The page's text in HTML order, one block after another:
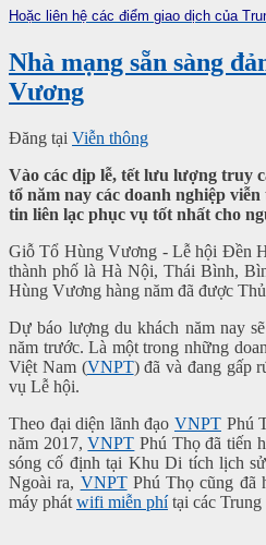
Hoặc liên hệ các điểm giao dịch của
Nhà mạng sẵn sàng
Vương
Đăng tại Viễn thông
Vào các dịp lễ, tết lưu lượng truy
tổ năm nay các doanh nghiệp
tin liên lạc phục vụ tốt nhất cho
Giỗ Tổ Hùng Vương - Lễ hội Đền
thành phố là Hà Nội, Thái Bình,
Hùng Vương hàng năm đã được
Dự báo lượng du khách năm nay
năm trước. Là một trong những
Việt Nam (VNPT) đã và đang gấp
vụ Lễ hội.
Theo đại diện lãnh đạo VNPTPhú
năm 2017,VNPT Phú Thọ đã tiến
sóng cố định tại Khu Di tích lịch
Ngoài ra, VNPTPhú Thọ cũng đã
máy phát wifi miễn phítại các Trung